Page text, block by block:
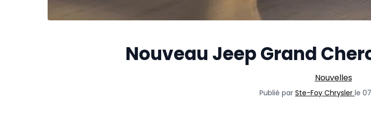
Nouveau Jeep Grand
Nouvelles
Publié par Ste-Foy Chrysler le